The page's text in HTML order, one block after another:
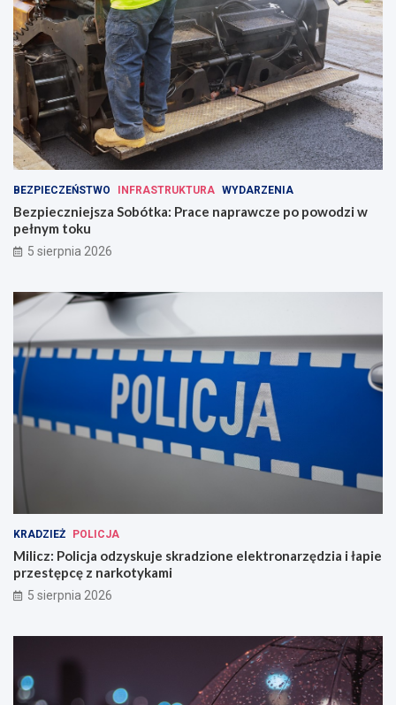
BEZPIECZEŃSTWO INFRASTRUKTURA WYDARZENIA
Bezpieczniejsza Sobótka: Prace naprawcze po powodzi w
pełnym toku
5 sierpnia 2026
KRADZIEŻ POLICJA
Milicz: Policja odzyskuje skradzione elektronarzędzia i łapie
przestępcę z narkotykami
5 sierpnia 2026